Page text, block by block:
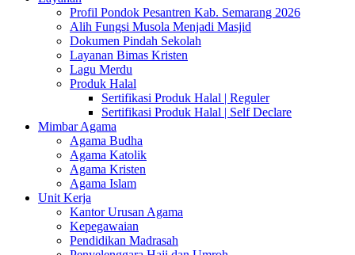
Profil Pondok Pesantren Kab. Semarang 2026
Alih Fungsi Musola Menjadi Masjid
Dokumen Pindah Sekolah
Layanan Bimas Kristen
Lagu Merdu
Produk Halal
Sertifikasi Produk Halal | Reguler
Sertifikasi Produk Halal | Self Declare
Mimbar Agama
Agama Budha
Agama Katolik
Agama Kristen
Agama Islam
Unit Kerja
Kantor Urusan Agama
Kepegawaian
Pendidikan Madrasah